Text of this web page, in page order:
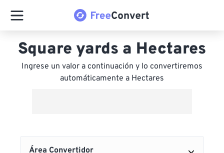
Square yards a Hectares
Ingrese un valor a continuación y lo convertiremos
automáticamente a Hectares